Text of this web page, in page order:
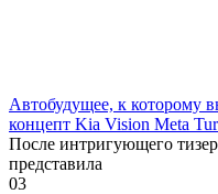
Автобудущее, к которому
концепт Kia Vision Meta
После интригующего
представила
03